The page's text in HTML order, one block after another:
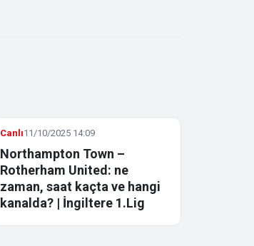
Canlı11/10/2025 14:09
Northampton Town –
Rotherham United: ne
zaman, saat kaçta ve hangi
kanalda? | İngiltere 1.Lig